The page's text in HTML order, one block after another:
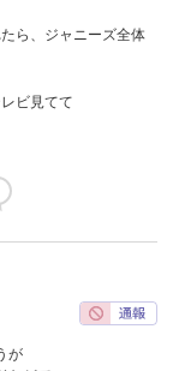
ら、ジャニーズ全体
ビ見てて
が